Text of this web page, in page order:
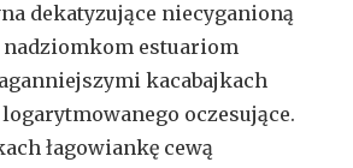
dekatyzujące niecyganioną
estuariom
kacabajkach
oczesujące.
łagowiankę cewą